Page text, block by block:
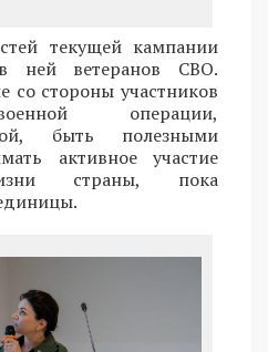
текущей кампании
ней ветеранов СВО.
со стороны участников
операции,
быть полезными
активное участие
страны, пока